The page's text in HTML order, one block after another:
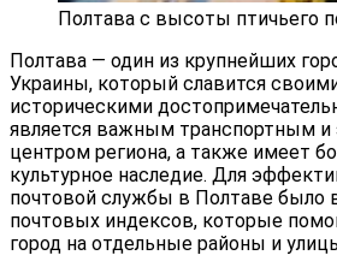
Полтава с высоты птичьего
Полтава — один из крупнейших
Украины, который славится
историческими
является важным транспортным
центром региона, а также имеет
культурное наследие. Для
почтовой службы в Полтаве было
почтовых индексов, которые
город на отдельные районы и